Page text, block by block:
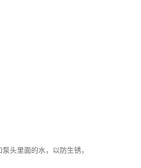
头里面的水，以防生锈，